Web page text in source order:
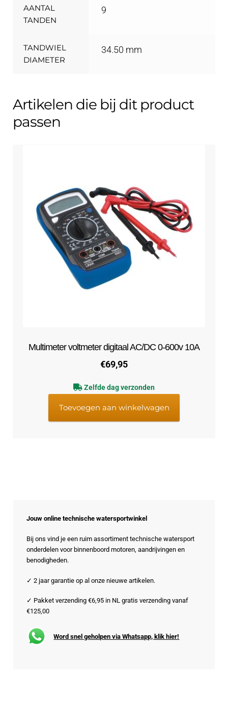
AANTAL
TANDEN
9
TANDWIEL
DIAMETER
34.50 mm
Artikelen die bij dit product
passen
Multimeter voltmeter digitaal AC/DC 0-600v 10A
€69,95
Zelfde dag verzonden
Toevoegen aan winkelwagen
Jouw online technische watersportwinkel
Bij ons vind je een ruim assortiment technische watersport
onderdelen voor binnenboord motoren, aandrijvingen en
benodigheden.
✓ 2 jaar garantie op al onze nieuwe artikelen.
✓ Pakket verzending €6,95 in NL gratis verzending vanaf
€125,00
Word snel geholpen via Whatsapp, klik hier!